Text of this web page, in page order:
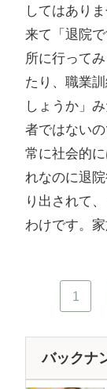
してはあり
来て「退院
所に行って
たり、職業
しょうか」
者ではない
常に社会的
れなのに退
り出されて
わけです。
1
バックナ